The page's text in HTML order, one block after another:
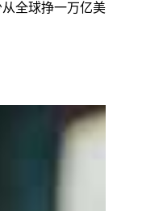
全球挣一万亿美